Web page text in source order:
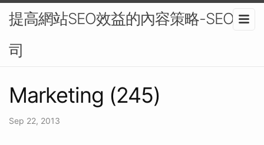
提高網站SEO效益的內容策略-SEO公
司
Marketing (245)
Sep 22, 2013